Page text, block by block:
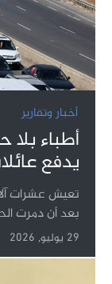
أخبار وتقارير
أطباء بلا
يدفع
تعيش عشرات
بعد أن دمرت
29 يوليو, 2026